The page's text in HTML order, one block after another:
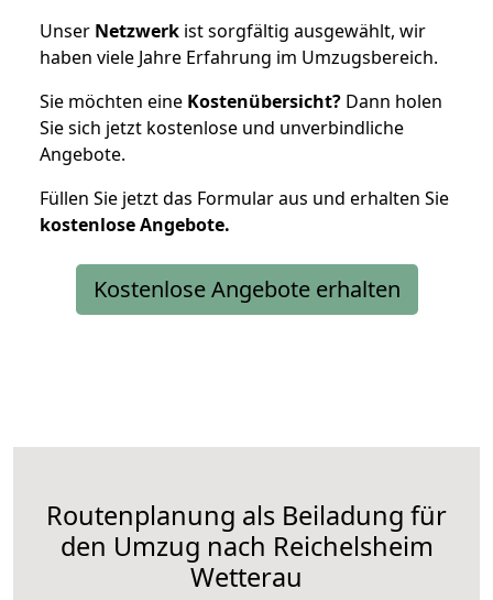
Unser Netzwerk ist sorgfältig ausgewählt, wir
haben viele Jahre Erfahrung im Umzugsbereich.
Sie möchten eine Kostenübersicht? Dann holen
Sie sich jetzt kostenlose und unverbindliche
Angebote.
Füllen Sie jetzt das Formular aus und erhalten Sie
kostenloseAngebote.
Kostenlose Angebote erhalten
Routenplanung als Beiladung für
den Umzug nach Reichelsheim
Wetterau